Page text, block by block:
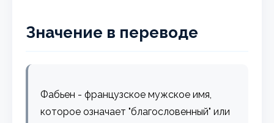
Значение в переводе
Фабьен - французское мужское имя,
которое означает "благословенный" или